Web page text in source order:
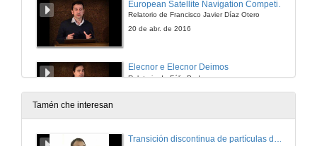
Relatorio de Francisco Javier Díaz Otero
20 de abr. de 2016
Elecnor e Elecnor Deimos
Relatorio de Félix Pedrera
20 de abr. de 2016
Relatorio de Félix Pedrera
Tamén che interesan
Transición discontinua de partículas de microgel termosensible